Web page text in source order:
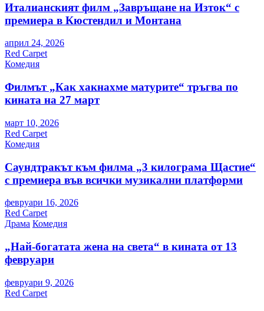
Италианският филм „Завръщане на Изток“ с
премиера в Кюстендил и Монтана
април 24, 2026
Red Carpet
Комедия
Филмът „Как хакнахме матурите“ тръгва по
кината на 27 март
март 10, 2026
Red Carpet
Комедия
Саундтракът към филма „3 килограма Щастие“
с премиера във всички музикални платформи
февруари 16, 2026
Red Carpet
Драма Комедия
„Най-богатата жена на света“ в кината от 13
февруари
февруари 9, 2026
Red Carpet